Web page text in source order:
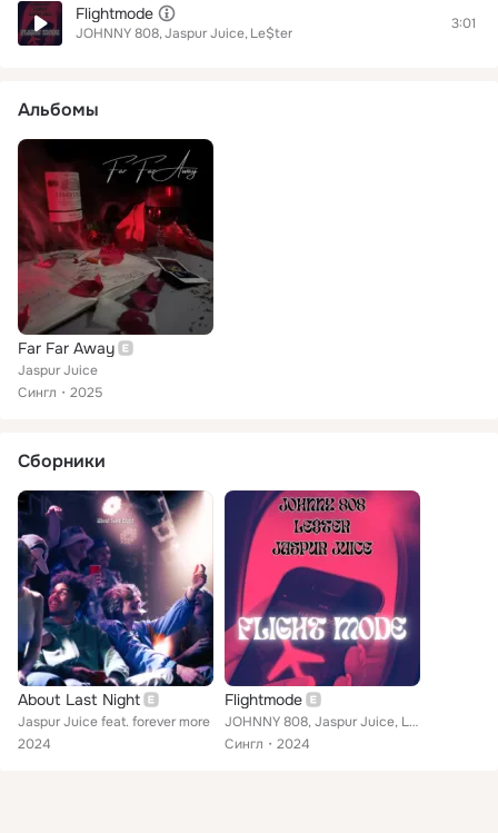
Flightmode
JOHNNY 808 Jaspur Juice Le$ter
3:01
Альбомы
Far Far Away
Jaspur Juice
Сингл
2025
Сборники
About Last Night
Jaspur Juice feat. forever more
2024
Flightmode
JOHNNY 808, Jaspur Juice, Le$ter
Сингл
2024